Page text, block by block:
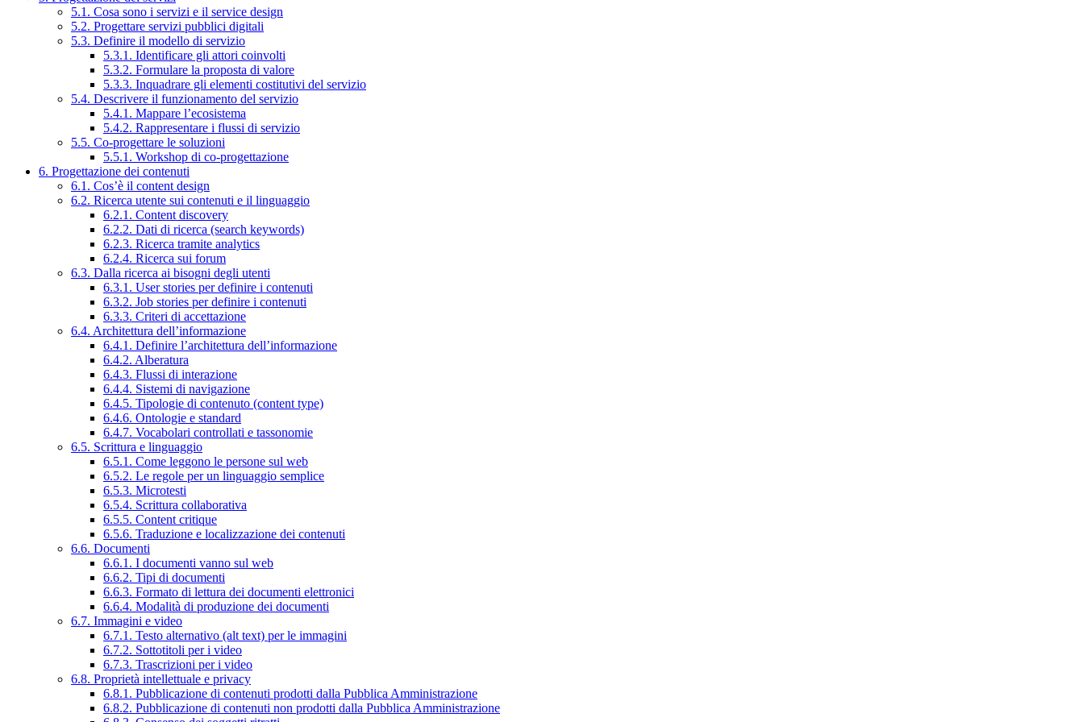
5.1. Cosa sono i servizi e il service design
5.2. Progettare servizi pubblici digitali
5.3. Definire il modello di servizio
5.3.1. Identificare gli attori coinvolti
5.3.2. Formulare la proposta di valore
5.3.3. Inquadrare gli elementi costitutivi del servizio
5.4. Descrivere il funzionamento del servizio
5.4.1. Mappare l’ecosistema
5.4.2. Rappresentare i flussi di servizio
5.5. Co-progettare le soluzioni
5.5.1. Workshop di co-progettazione
6. Progettazione dei contenuti
6.1. Cos’è il content design
6.2. Ricerca utente sui contenuti e il linguaggio
6.2.1. Content discovery
6.2.2. Dati di ricerca (search keywords)
6.2.3. Ricerca tramite analytics
6.2.4. Ricerca sui forum
6.3. Dalla ricerca ai bisogni degli utenti
6.3.1. User stories per definire i contenuti
6.3.2. Job stories per definire i contenuti
6.3.3. Criteri di accettazione
6.4. Architettura dell’informazione
6.4.1. Definire l’architettura dell’informazione
6.4.2. Alberatura
6.4.3. Flussi di interazione
6.4.4. Sistemi di navigazione
6.4.5. Tipologie di contenuto (content type)
6.4.6. Ontologie e standard
6.4.7. Vocabolari controllati e tassonomie
6.5. Scrittura e linguaggio
6.5.1. Come leggono le persone sul web
6.5.2. Le regole per un linguaggio semplice
6.5.3. Microtesti
6.5.4. Scrittura collaborativa
6.5.5. Content critique
6.5.6. Traduzione e localizzazione dei contenuti
6.6. Documenti
6.6.1. I documenti vanno sul web
6.6.2. Tipi di documenti
6.6.3. Formato di lettura dei documenti elettronici
6.6.4. Modalità di produzione dei documenti
6.7. Immagini e video
6.7.1. Testo alternativo (alt text) per le immagini
6.7.2. Sottotitoli per i video
6.7.3. Trascrizioni per i video
6.8. Proprietà intellettuale e privacy
6.8.1. Pubblicazione di contenuti prodotti dalla Pubblica Amministrazione
6.8.2. Pubblicazione di contenuti non prodotti dalla Pubblica Amministrazione